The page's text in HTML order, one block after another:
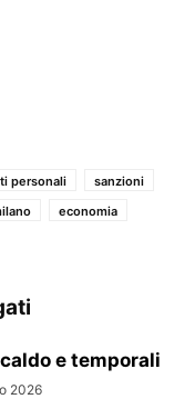
personali
sanzioni
economia
e temporali
2026